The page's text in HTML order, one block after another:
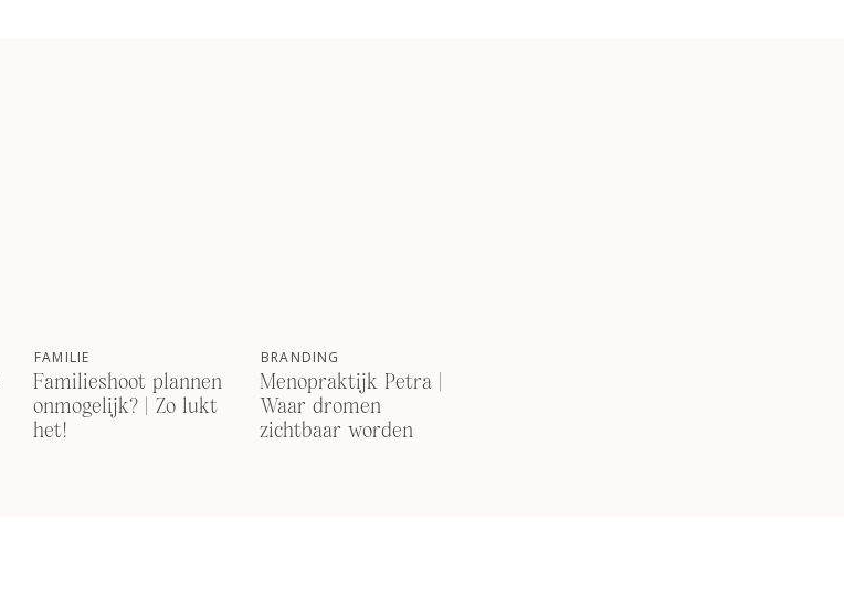
FAMILIE
Familieshoot plannen
onmogelijk? | Zo lukt
het!
BRANDING
Menopraktijk Petra |
Waar dromen
zichtbaar worden